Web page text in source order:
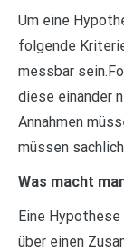
Um eine
folgende
messbar
diese einander
Annahmen
müssen
Was macht
Eine
über einen